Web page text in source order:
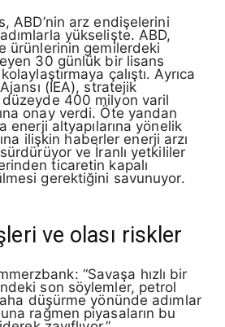
ABD’nin arz endişelerini
yükselişte. ABD,
ürünlerinin gemilerdeki
30 günlük bir lisans
çalıştı. Ayrıca
(IEA), stratejik
400 milyon varil
onay verdi. Öte yandan
enerji altyapılarına yönelik
ilişkin haberler enerji arzı
ve İranlı yetkililer
ticaretin kapalı
gerektiğini savunuyor.
ve olası riskler
“Savaşa hızlı bir
son söylemler, petrol
düşürme yönünde adımlar
rağmen piyasaların bu